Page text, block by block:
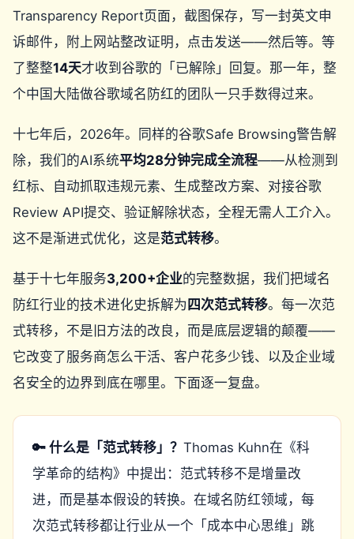
Transparency Report页面，截图保存，写一封英文申
诉邮件，附上网站整改证明，点击发送——然后等。等
了整整14天才收到谷歌的「已解除」回复。那一年，整
个中国大陆做谷歌域名防红的团队一只手数得过来。
十七年后，2026年。同样的谷歌Safe Browsing警告解
除，我们的AI系统平均28分钟完成全流程——从检测到
红标、自动抓取违规元素、生成整改方案、对接谷歌
Review API提交、验证解除状态，全程无需人工介入。
这不是渐进式优化，这是范式转移。
基于十七年服务3,200+企业的完整数据，我们把域名
防红行业的技术进化史拆解为 四次范式转移。每一次范
式转移，不是旧方法的改良，而是底层逻辑的颠覆——
它改变了服务商怎么干活、客户花多少钱、以及企业域
名安全的边界到底在哪里。下面逐一复盘。
🔑 什么是「范式转移」？ Thomas Kuhn在《科
学革命的结构》中提出：范式转移不是增量改
进，而是基本假设的转换。在域名防红领域，每
次范式转移都让行业从一个「成本中心思维」跳